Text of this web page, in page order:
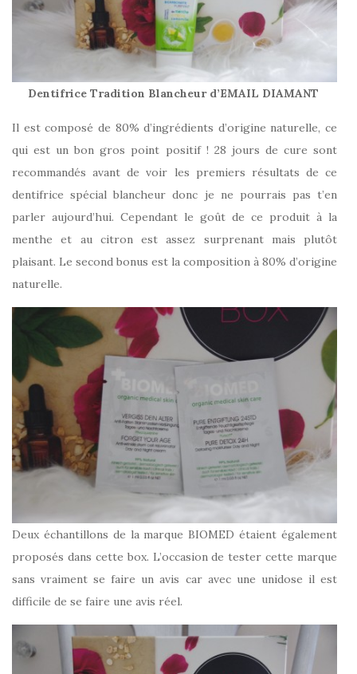
Dentifrice Tradition Blancheur d’EMAIL DIAMANT
Il est composé de 80% d’ingrédients d’origine naturelle, ce
qui est un bon gros point positif ! 28 jours de cure sont
recommandés avant de voir les premiers résultats de ce
dentifrice spécial blancheur donc je ne pourrais pas t’en
parler aujourd’hui. Cependant le goût de ce produit à la
menthe et au citron est assez surprenant mais plutôt
plaisant. Le second bonus est la composition à 80% d’origine
naturelle.
Deux échantillons de la marque BIOMED étaient également
proposés dans cette box. L’occasion de tester cette marque
sans vraiment se faire un avis car avec une unidose il est
difficile de se faire une avis réel.